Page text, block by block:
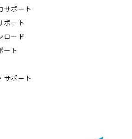
サポート
ポート
ロード
ート
サポート